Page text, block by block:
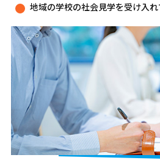
地域の学校の社会見学を受け入れ